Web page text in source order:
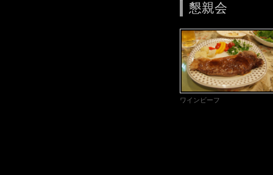
懇親会
ワインビーフ